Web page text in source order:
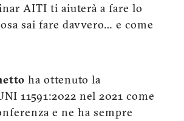
AITI ti aiuterà a fare lo
sai fare davvero… e come
ha ottenuto la
11591:2022 nel 2021 come
e ne ha sempre